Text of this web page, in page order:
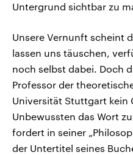
Untergrund sichtbar zu
Unsere Vernunft scheint
lassen uns täuschen,
noch selbst dabei. Doch
Professor der
Universität Stuttgart kein
Unbewussten das Wort
fordert in seiner
der Untertitel seines